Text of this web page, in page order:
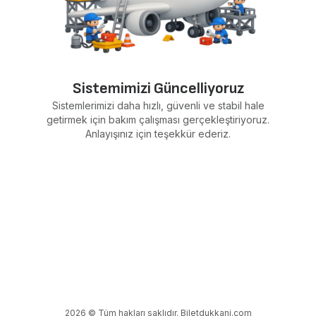
Sistemimizi Güncelliyoruz
Sistemlerimizi daha hızlı, güvenli ve stabil hale
getirmek için bakım çalışması gerçekleştiriyoruz.
Anlayışınız için teşekkür ederiz.
2026 © Tüm hakları saklıdır. Biletdukkani.com